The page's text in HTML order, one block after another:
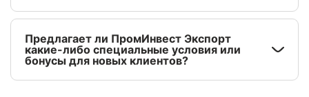
Предлагает ли ПромИнвест Экспорт
какие-либо специальные условия или
бонусы для новых клиентов?